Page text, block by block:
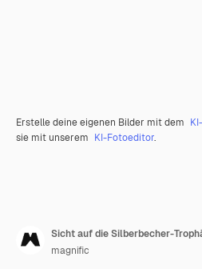
Erstelle deine eigenen Bilder mit dem
sie mit unserem KI-Fotoeditor.
Sicht auf die Silberbecher-
magnific